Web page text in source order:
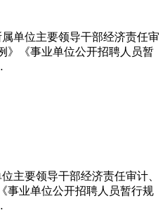
单位主要领导干部经济责任审
》《事业单位公开招聘人员暂
主要领导干部经济责任审计、
事业单位公开招聘人员暂行规